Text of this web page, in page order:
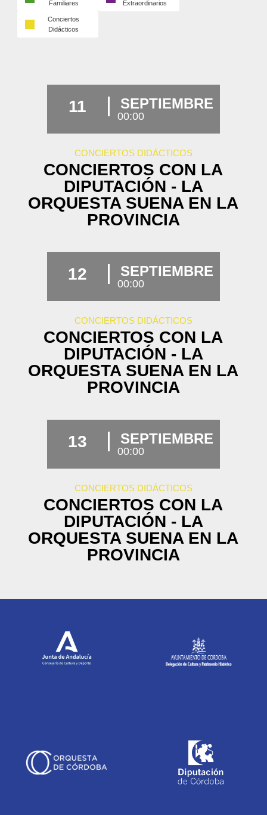
Familiares
Extraordinarios
Conciertos
Didácticos
11 SEPTIEMBRE
00:00
CONCIERTOS DIDÁCTICOS
CONCIERTOS CON LA
DIPUTACIÓN - LA
ORQUESTA SUENA EN LA
PROVINCIA
12 SEPTIEMBRE
00:00
CONCIERTOS DIDÁCTICOS
CONCIERTOS CON LA
DIPUTACIÓN - LA
ORQUESTA SUENA EN LA
PROVINCIA
13 SEPTIEMBRE
00:00
CONCIERTOS DIDÁCTICOS
CONCIERTOS CON LA
DIPUTACIÓN - LA
ORQUESTA SUENA EN LA
PROVINCIA